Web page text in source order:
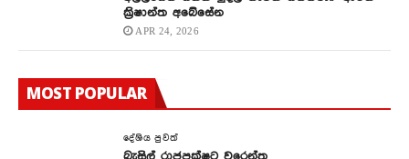
ක්‍රිෂාන්ත අබේසේන
APR 24, 2026
MOST POPULAR
දේශිය පුවත්
බැසිල් රාජපක්ෂට වරෙන්තු